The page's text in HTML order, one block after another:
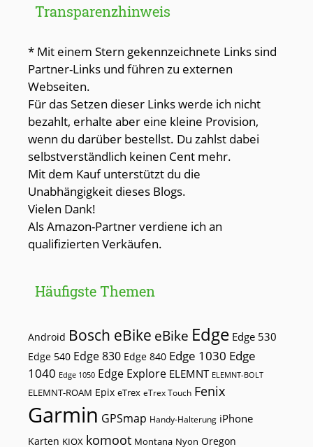
Transparenzhinweis
* Mit einem Stern gekennzeichnete Links sind
Partner-Links und führen zu externen
Webseiten.
Für das Setzen dieser Links werde ich nicht
bezahlt, erhalte aber eine kleine Provision,
wenn du darüber bestellst. Du zahlst dabei
selbstverständlich keinen Cent mehr.
Mit dem Kauf unterstützt du die
Unabhängigkeit dieses Blogs.
Vielen Dank!
Als Amazon-Partner verdiene ich an
qualifizierten Verkäufen.
Häufigste Themen
Android Bosch eBike eBike Edge Edge 530
Edge 540 Edge 830 Edge 840 Edge 1030 Edge
1040 Edge 1050 Edge Explore ELEMNT ELEMNT-BOLT
ELEMNT-ROAM Epix eTrex eTrex Touch Fenix
Garmin GPSmap Handy-Halterung iPhone
Karten KIOX komoot Montana Nyon Oregon